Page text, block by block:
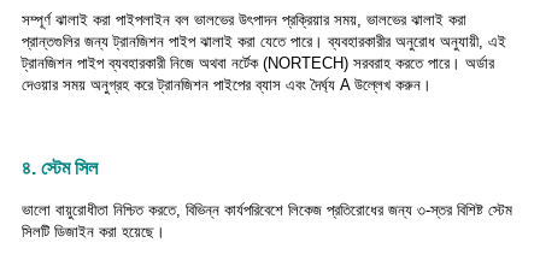
সম্পূর্ণ ঝালাই করা পাইপলাইন বল ভালভের উৎপাদন প্রক্রিয়ার সময়, ভালভের ঝালাই করা
প্রান্তগুলির জন্য ট্রানজিশন পাইপ ঝালাই করা যেতে পারে। ব্যবহারকারীর অনুরোধ অনুযায়ী, এই
ট্রানজিশন পাইপ ব্যবহারকারী নিজে অথবা নর্টেক (NORTECH) সরবরাহ করতে পারে। অর্ডার
দেওয়ার সময় অনুগ্রহ করে ট্রানজিশন পাইপের ব্যাস এবং দৈর্ঘ্য A উল্লেখ করুন।
৪. স্টেম সিল
ভালো বায়ুরোধীতা নিশ্চিত করতে, বিভিন্ন কার্যপরিবেশে লিকেজ প্রতিরোধের জন্য ৩-স্তর বিশিষ্ট স্টেম
সিলটি ডিজাইন করা হয়েছে।